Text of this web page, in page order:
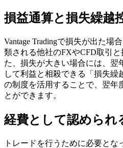
損益通算と損失繰越
Vantage Tradingで損失が出た場
類される他社のFXやCFD取引
た、損失が大きい場合には、翌
して利益と相殺できる「損失繰
の制度を活用することで、翌年
とができます。
経費として認められ
トレードを行うために必要と